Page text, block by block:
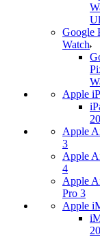
Google
Watch
Apple
Apple
3
Apple
4
Apple
Pro 3
Apple